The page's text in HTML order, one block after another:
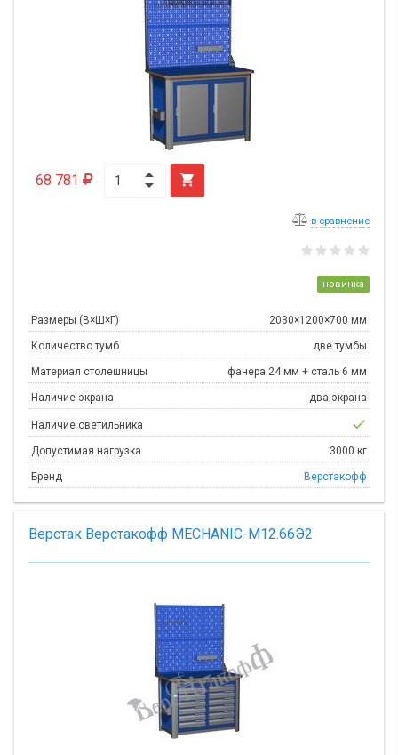
68 781 
в сравнение
новинка
Размеры (В×Ш×Г) 2030×1200×700 мм
Количество тумб две тумбы
Материал столешницы фанера 24 мм + сталь 6 мм
Наличие экрана два экрана
Наличие светильника check
Допустимая нагрузка 3000 кг
Бренд Верстакофф
Верстак Верстакофф MECHANIC-М12.66Э2